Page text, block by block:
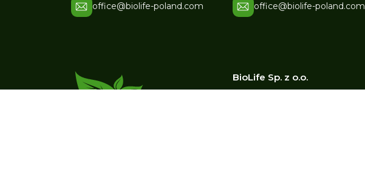
office@biolife-poland.com office@biolife-poland.com
BioLife Sp. z o.o.